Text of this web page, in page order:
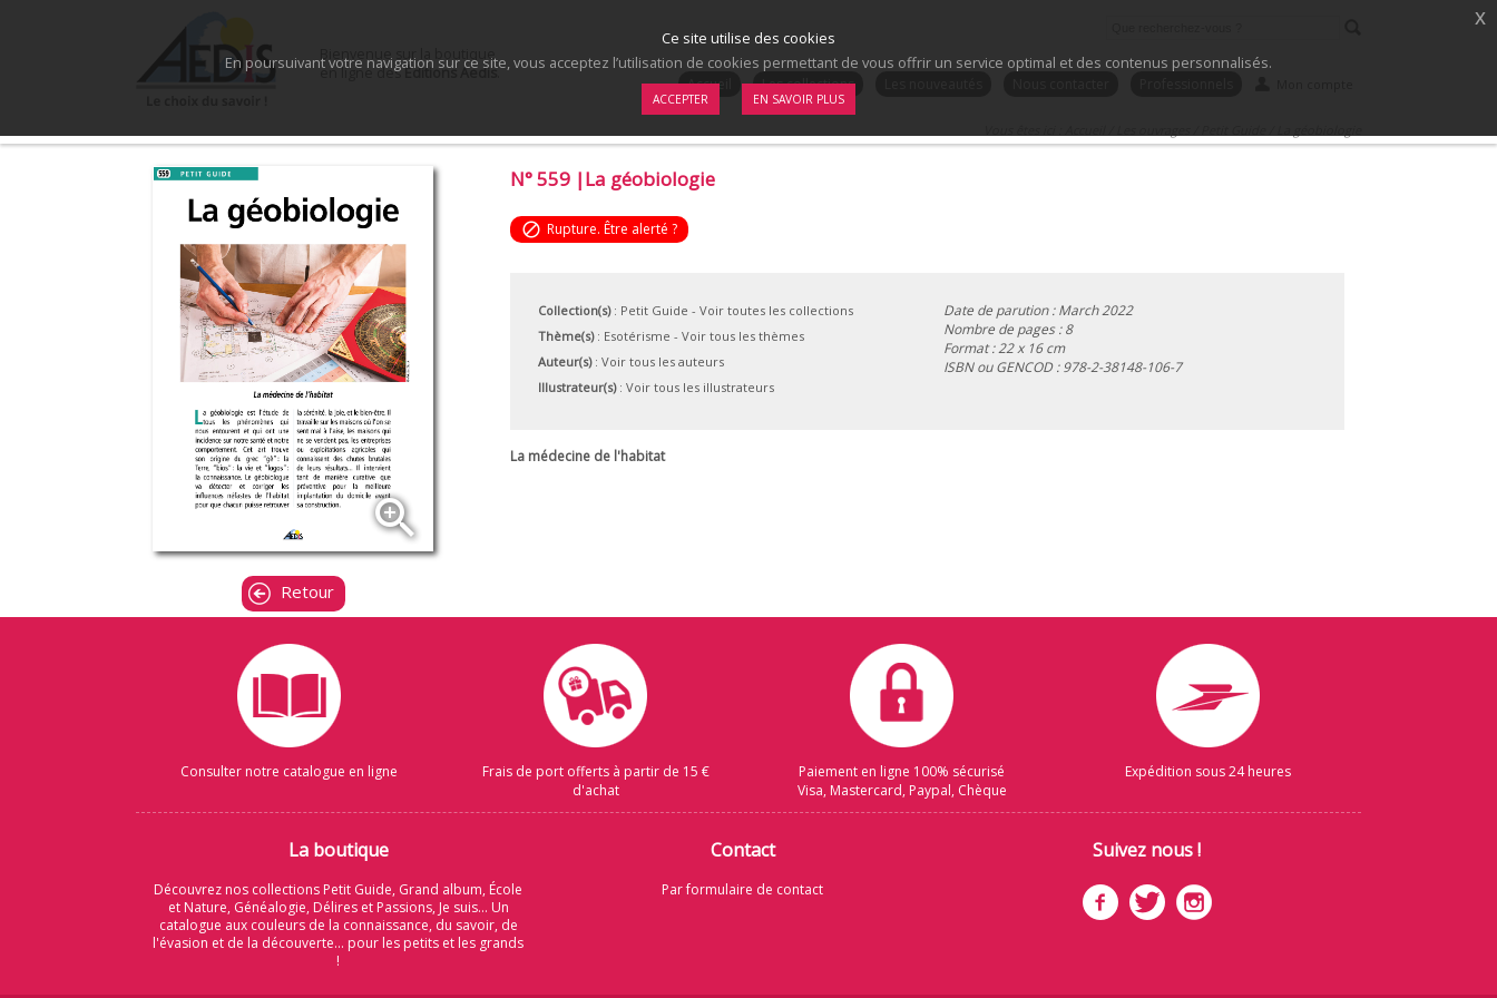
Bienvenue sur la boutique
en ligne desÉditions Aedis.
Accueil Les collections
zoom_in
Retour
N° 559 |La géobiologie
block Rupture. Être alerté ?
Collection(s): Petit Guide - Voir toutes les collections
Thème(s): Esotérisme - Voir tous les thèmes
Auteur(s): Voir tous les auteurs
Illustrateur(s): Voir tous les illustrateurs
Date de parution : March 2022
Nombre de pages : 8
Format : 22 x 16 cm
ISBN ou GENCOD :978-2-38148-106-7
La médecine de l'habitat
Consulter notre catalogue en ligne
Frais de port offerts à partir de 15 €
d'achat
Paiement en ligne 100% sécurisé
Visa, Mastercard, Paypal, Chèque
Expédition sous 24 heures
La boutique
Découvrez nos collections Petit Guide, Grand album, École
et Nature, Généalogie, Délires et Passions, Je suis... Un
catalogue aux couleurs de la connaissance, du savoir, de
l'évasion et de la découverte... pour les petits et les grands
!
Contact
Par formulaire de contact
Suivez nous !
Ce site utilise des cookies
En poursuivant votre navigation sur ce site, vous acceptez l’utilisation de cookies permettant de vous offrir un service optimal et des contenus personnalisés.
ACCEPTER EN SAVOIR PLUS
x